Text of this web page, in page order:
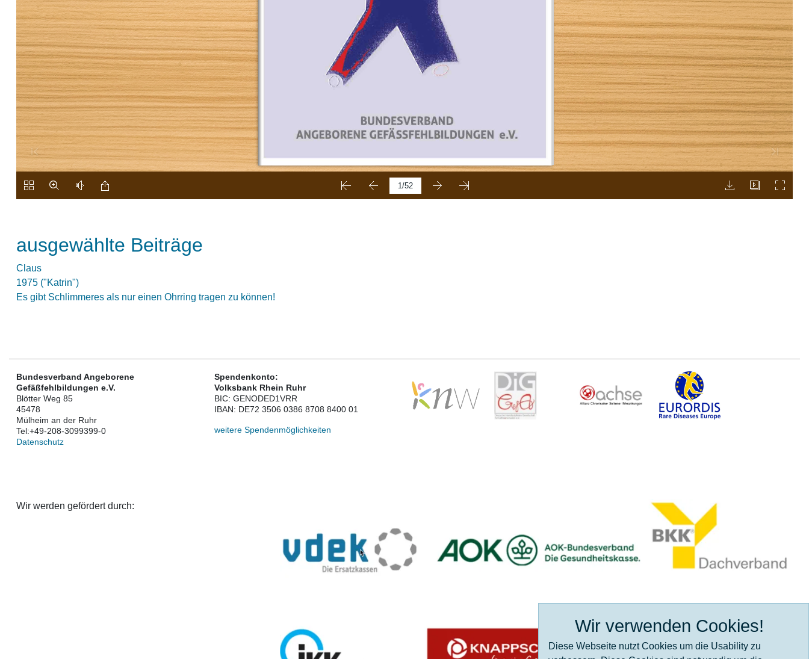
ausgewählte Beiträge
Claus
1975 ("Katrin")
Es gibt Schlimmeres als nur einen Ohrring tragen zu können!
Bundesverband Angeborene
Gefäßfehlbildungen e.V.
Blötter Weg 85
45478
Mülheim an der Ruhr
Tel:+49-208-3099399-0
Datenschutz
Spendenkonto:
Volksbank Rhein Ruhr
BIC: GENODED1VRR
IBAN: DE72 3506 0386 8708 8400 01
weitere Spendenmöglichkeiten
Wir werden gefördert durch:
Wir verwenden Cookies!
Diese Webseite nutzt Cookies um die Usability zu